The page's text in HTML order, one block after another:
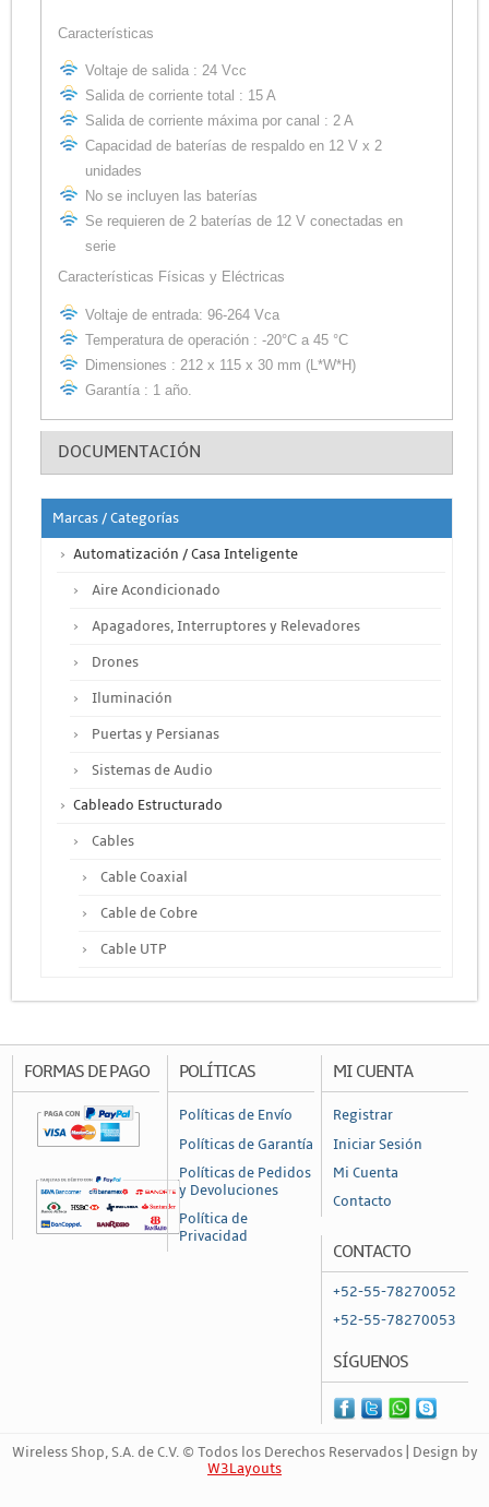
Características
Voltaje de salida : 24 Vcc
Salida de corriente total : 15 A
Salida de corriente máxima por canal : 2 A
Capacidad de baterías de respaldo en 12 V x 2
unidades
No se incluyen las baterías
Se requieren de 2 baterías de 12 V conectadas en
serie
Características Físicas y Eléctricas
Voltaje de entrada: 96-264 Vca
Temperatura de operación : -20°C a 45 °C
Dimensiones : 212 x 115 x 30 mm (L*W*H)
Garantía : 1 año.
DOCUMENTACIÓN
Marcas / Categorías
Automatización / Casa Inteligente
Aire Acondicionado
Apagadores, Interruptores y Relevadores
Drones
Iluminación
Puertas y Persianas
Sistemas de Audio
Cableado Estructurado
Cables
Cable Coaxial
Cable de Cobre
Cable UTP
Accesorios
Cajas de Distribución
Canaleta
Conduit
Ducto de PVC
Convertidores y Adaptadores
FORMAS DE PAGO POLÍTICAS
Políticas de Envío
Políticas de Garantía
Políticas de Pedidos
y Devoluciones
Política de
Privacidad
MI CUENTA
Registrar
Iniciar Sesión
Mi Cuenta
Contacto
CONTACTO
+52-55-78270052
+52-55-78270053
SÍGUENOS
Wireless Shop, S.A. de C.V. © Todos los Derechos Reservados | Design by
W3Layouts